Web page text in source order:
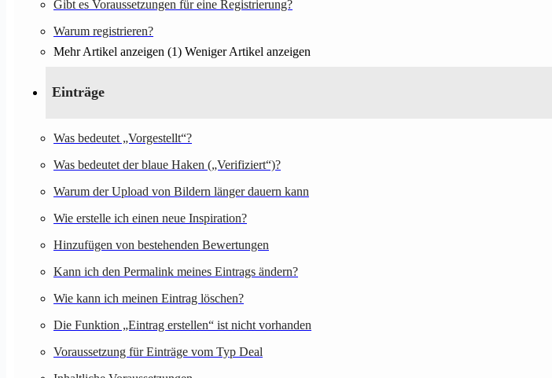
Gibt es Voraussetzungen für eine Registrierung?
Warum registrieren?
Mehr Artikel anzeigen (1) Weniger Artikel anzeigen
Einträge
Was bedeutet „Vorgestellt“?
Was bedeutet der blaue Haken („Verifiziert“)?
Warum der Upload von Bildern länger dauern kann
Wie erstelle ich einen neue Inspiration?
Hinzufügen von bestehenden Bewertungen
Kann ich den Permalink meines Eintrags ändern?
Wie kann ich meinen Eintrag löschen?
Die Funktion „Eintrag erstellen“ ist nicht vorhanden
Voraussetzung für Einträge vom Typ Deal